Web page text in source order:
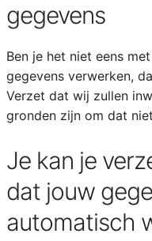
gegevens
Ben je het niet eens
gegevens verwerken,
Verzet dat wij zullen
gronden zijn om dat
Je kan je
dat jouw
automatisch